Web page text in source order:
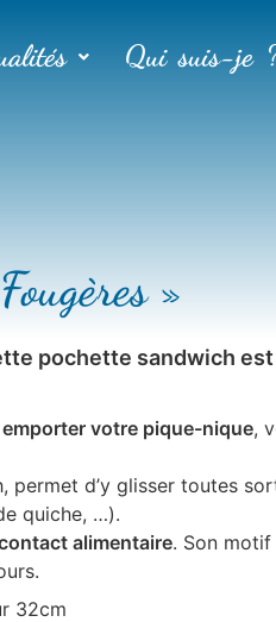
Qui suis-je
»
pochette sandwich
emporter votre pique-nique,
permet d’y glisser toutes
quiche, …).
alimentaire. Son
32cm